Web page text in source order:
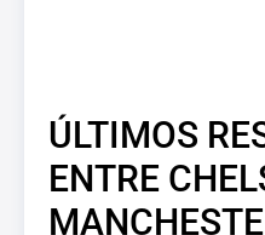
ÚLTIMOS
ENTRE